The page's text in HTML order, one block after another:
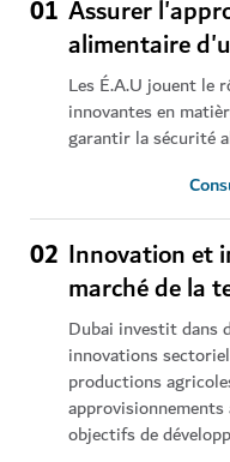
01 Assurer
alimentaire
Les É.A.U jouent le
innovantes en
garantir la sécurité
02 Innovation et
marché de la
Dubai investit dans
innovations
productions
objectifs de